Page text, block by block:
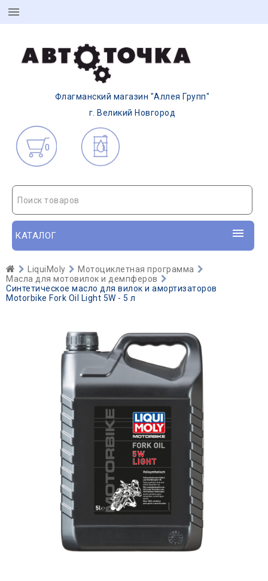
Флагманский магазин "Аллея Групп"
г. Великий Новгород
0
Поиск товаров
КАТАЛОГ
LiquiMoly
Мотоциклетная программа
Масла для мотовилок и демпферов
Синтетическое масло для вилок и амортизаторов
Motorbike Fork Oil Light 5W - 5 л